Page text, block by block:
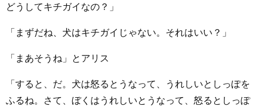
どうしてキチガイなの？」
「まずだね、犬はキチガイじゃない。それはいい？」
「まあそうね」とアリス
「すると、だ。犬は怒るとうなって、うれしいとしっぽを
ふるね。さて、ぼくはうれしいとうなって、怒るとしっぽ